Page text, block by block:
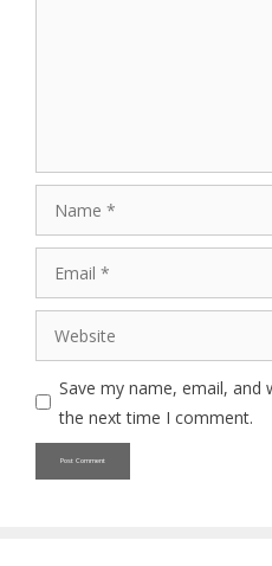
Website
Save my name, email,
the next time I comment.